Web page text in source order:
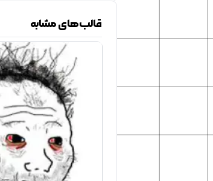
قالب‌های مشابه